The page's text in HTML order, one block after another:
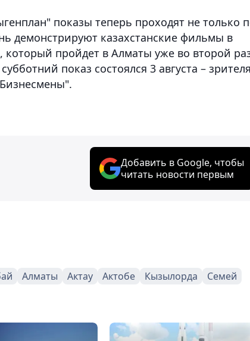
показы теперь проходят не только
демонстрируют казахстанские фильмы в
который пройдет в Алматы уже во второй
показ состоялся 3 августа –
Добавить в Google, чтобы
читать новости первым
Алматы Актау Актобе Кызылорда Семей